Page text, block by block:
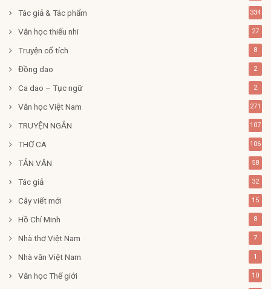
Tác giả & Tác phẩm 334
Văn học thiếu nhi 27
Truyện cổ tích 8
Đồng dao 2
Ca dao – Tục ngữ 2
Văn học Việt Nam 271
TRUYỆN NGẮN 107
THƠ CA 106
TẢN VĂN 58
Tác giả 32
Cây viết mới 15
Hồ Chí Minh 8
Nhà thơ Việt Nam 7
Nhà văn Việt Nam 1
Văn học Thế giới 10